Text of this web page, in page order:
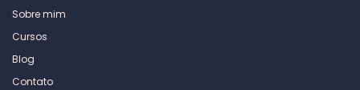
Sobre mim
Cursos
Blog
Contato